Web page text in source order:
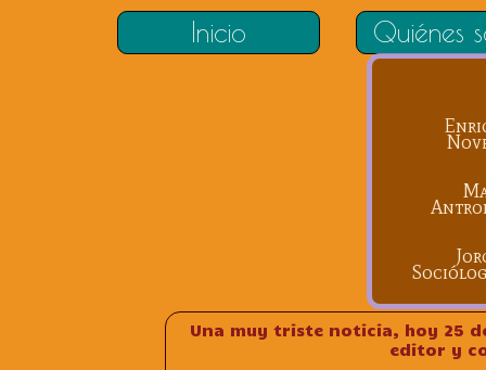
Inicio Quiénes
Una muy triste noticia, hoy 25
editor y